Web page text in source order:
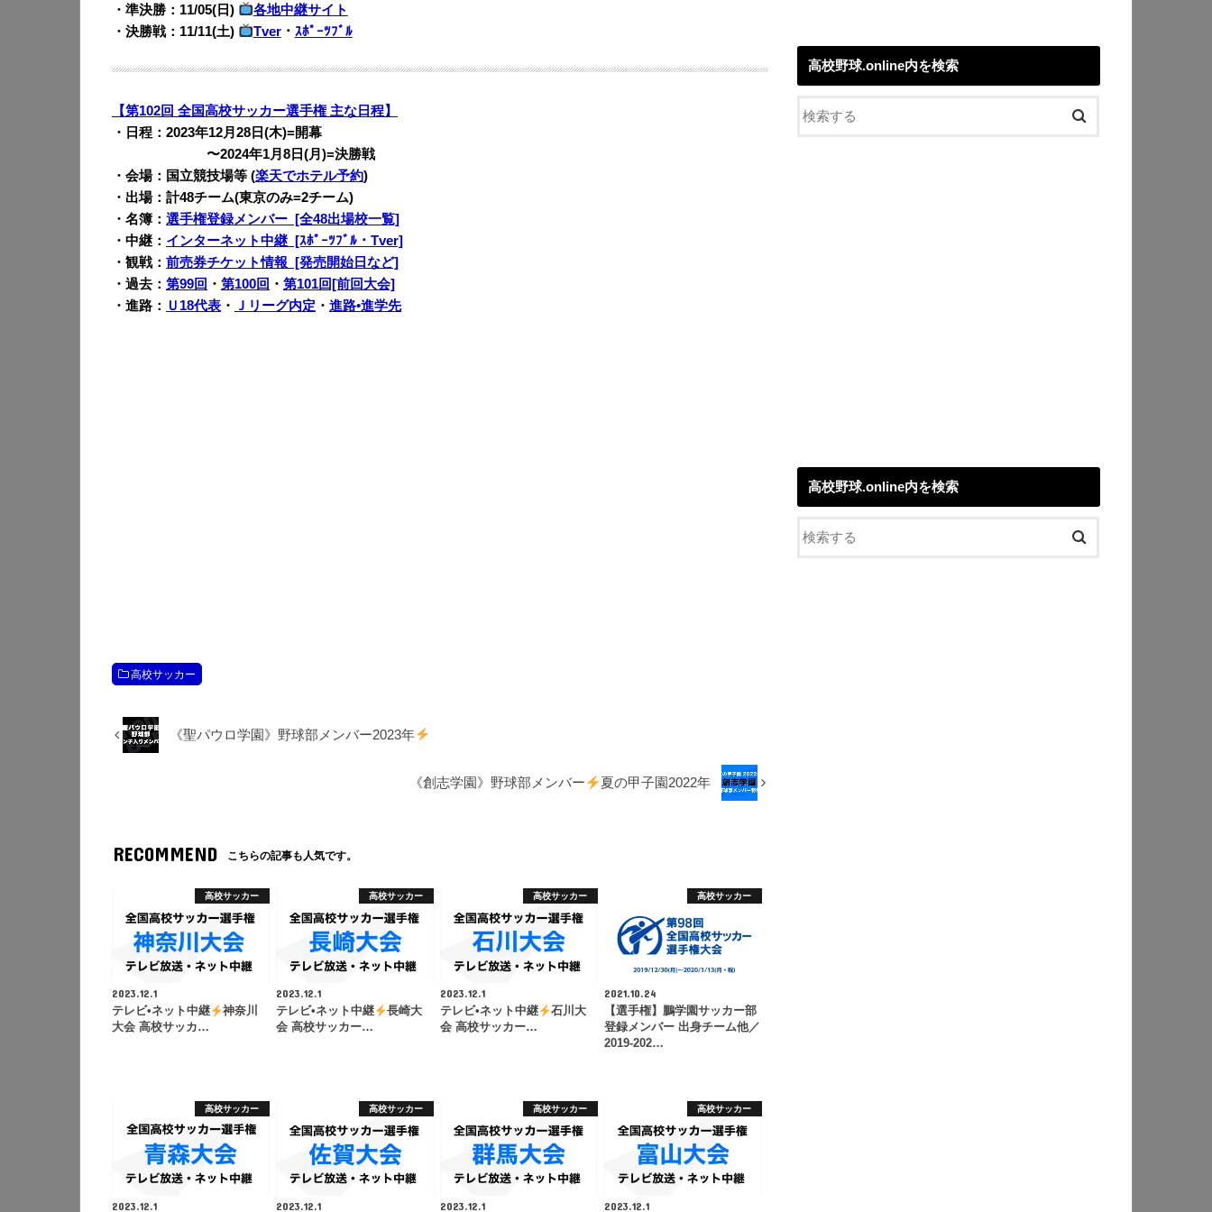
・準決勝：11/05(日)
各地中継サイト
・決勝戦：11/11(土)
Tver・ ｽﾎﾟｰﾂﾌﾞﾙ
【第102回 全国高校サッカー選手権 主な日程】
・日程：2023年12月28日(木)=開幕
〜2024年1月8日(月)=決勝戦
・会場：国立競技場等 (楽天でホテル予約)
・出場：計48チーム(東京のみ=2チーム)
・名簿： 選手権登録メンバー [全48出場校一覧]
・中継： インターネット中継 [ｽﾎﾟｰﾂﾌﾞﾙ・Tver]
・観戦： 前売券チケット情報 [発売開始日など]
・過去： 第99回 ・ 第100回 ・ 第101回[前回大会]
・進路：
Ｕ18代表 ・ Ｊリーグ内定 ・ 進路•進学先
高校サッカー
《聖パウロ学園》野球部メンバー2023年
《創志学園》野球部メンバー 夏の甲子園2022年
RECOMMEND こちらの記事も人気です。
高校サッカー
2023.12.1
テレビ•ネット中継
神奈川
大会 高校サッカ…
高校サッカー
2023.12.1
テレビ•ネット中継
長崎大
会 高校サッカー…
高校サッカー
2023.12.1
テレビ•ネット中継
石川大
会 高校サッカー…
高校サッカー
2021.10.24
【選手権】鵬学園サッカー部
登録メンバー 出身チーム他／
2019-202…
高校サッカー
2023.12.1
高校サッカー
2023.12.1
高校サッカー
2023.12.1
高校サッカー
2023.12.1
高校野球.online内を検索
高校野球.online内を検索